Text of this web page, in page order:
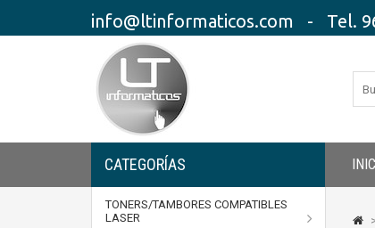
info@ltinformaticos.com - Tel.
CATEGORÍAS
TONERS/TAMBORES COMPATIBLES
LASER